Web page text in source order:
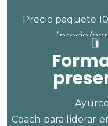
Precio paquete
(precio/
Coach para liderar